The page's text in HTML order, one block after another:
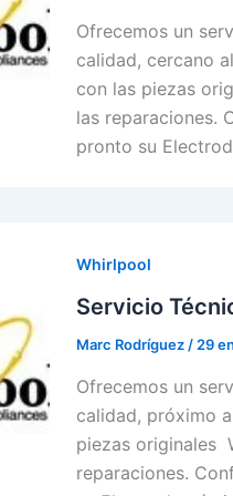
Ofrecemos un
calidad, cercano
con las piezas
las reparaciones.
pronto su
Whirlpool
Servicio
Marc Rodríguez / 29
Ofrecemos un
calidad, próximo
piezas originales
reparaciones.